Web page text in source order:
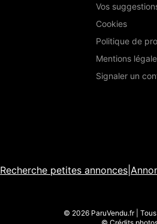
Vos
Cookies
Politique de
Mentions
Signaler un
Recherche petites annonces
© 2026 ParuVendu.fr |